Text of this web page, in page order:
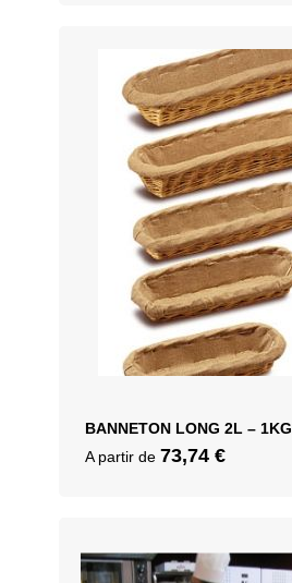
BANNETON LONG 2L – 1KG
A partir de 73,74 €